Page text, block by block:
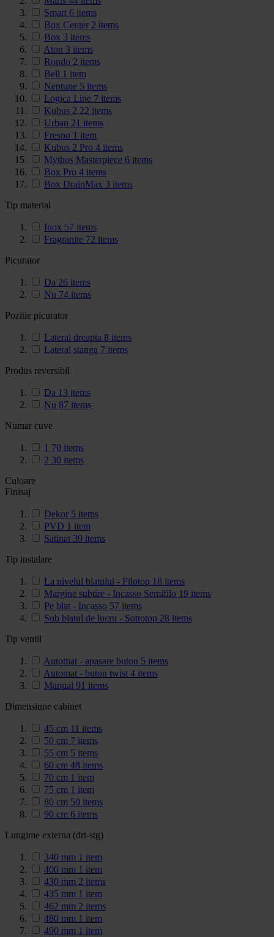
Smart 6 items
Box Center 2 items
Box 3 items
Aton 3 items
Rondo 2 items
Bell 1 item
Neptune 5 items
Logica Line 7 items
Kubus 2 22 items
Urban 21 items
Fresno 1 item
Kubus 2 Pro 4 items
Mythos Masterpiece 6 items
Box Pro 4 items
Box DrainMax 3 items
Tip material
Inox 57 items
Fragranite 72 items
Picurator
Da 26 items
Nu 74 items
Pozitie picurator
Lateral dreapta 8 items
Lateral stanga 7 items
Produs reversibil
Da 13 items
Nu 87 items
Numar cuve
1 70 items
2 30 items
Culoare
Finisaj
Dekor 5 items
PVD 1 item
Satinat 39 items
Tip instalare
La nivelul blatului - Filotop 18 items
Margine subtire - Incasso Semifilo 19 items
Pe blat - Incasso 57 items
Sub blatul de lucru - Sottotop 28 items
Tip ventil
Automat - apasare buton 5 items
Automat - buton twist 4 items
Manual 91 items
Dimensiune cabinet
45 cm 11 items
50 cm 7 items
55 cm 5 items
60 cm 48 items
70 cm 1 item
75 cm 1 item
80 cm 50 items
90 cm 6 items
Lungime externa (drt-stg)
340 mm 1 item
400 mm 1 item
430 mm 2 items
435 mm 1 item
462 mm 2 items
480 mm 1 item
490 mm 1 item